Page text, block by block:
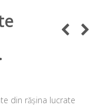
din rășina lucrate